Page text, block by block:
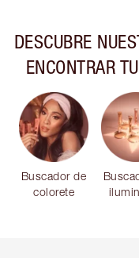
DESCUBRE
ENCONTRAR
Buscador de
colorete